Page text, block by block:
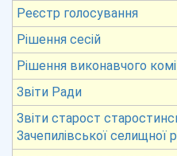
Реєстр голосування
Рішення сесій
Рішення виконавчого
Звіти Ради
Звіти старост
Зачепилівської селищної